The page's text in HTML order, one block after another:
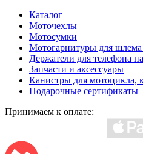
Каталог
Моточехлы
Мотосумки
Мотогарнитуры для
Держатели для телефона
Запчасти и аксессуары
Канистры для мотоцикла,
Подарочные сертификаты
Принимаем к оплате: